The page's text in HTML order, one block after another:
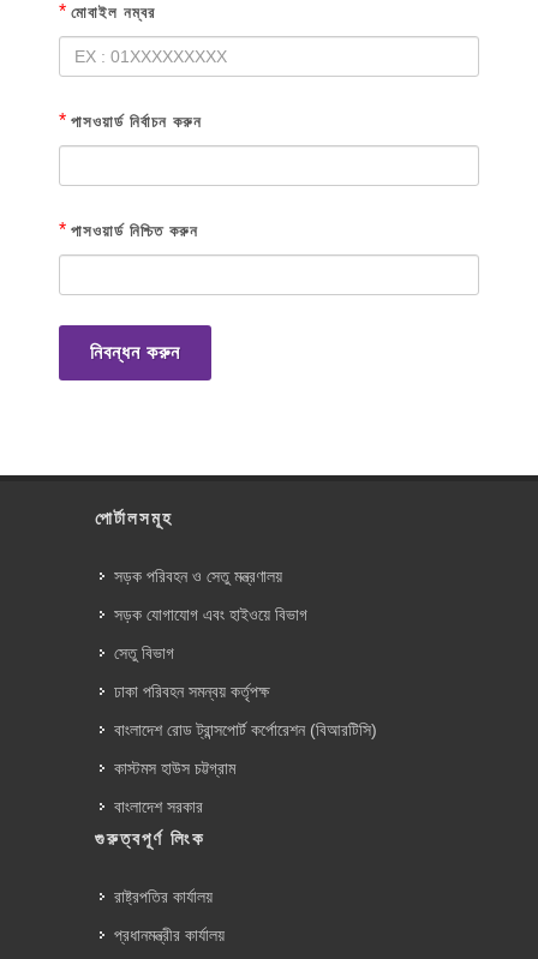
* মোবাইল নম্বর
* পাসওয়ার্ড নির্বাচন করুন
* পাসওয়ার্ড নিশ্চিত করুন
নিবন্ধন করুন
পোর্টালসমূহ
সড়ক পরিবহন ও সেতু মন্ত্রণালয়
সড়ক যোগাযোগ এবং হাইওয়ে বিভাগ
সেতু বিভাগ
ঢাকা পরিবহন সমন্বয় কর্তৃপক্ষ
বাংলাদেশ রোড ট্রান্সপোর্ট কর্পোরেশন (বিআরটিসি)
কাস্টমস হাউস চট্টগ্রাম
বাংলাদেশ সরকার
গুরুত্বপূর্ণ লিংক
রাষ্ট্রপতির কার্যালয়
প্রধানমন্ত্রীর কার্যালয়